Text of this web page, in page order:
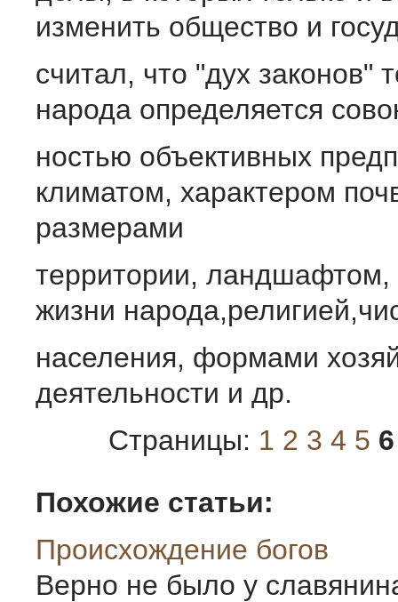
изменить общество и
считал, что "дух законов"
народа определяется
ностью объективных
климатом, характером
размерами
территории, ландшафтом,
жизни
населения, формами
деятельности и др.
Страницы: 1 2 3 4 5 6
Похожие статьи:
Происхождение богов
Верно не было у